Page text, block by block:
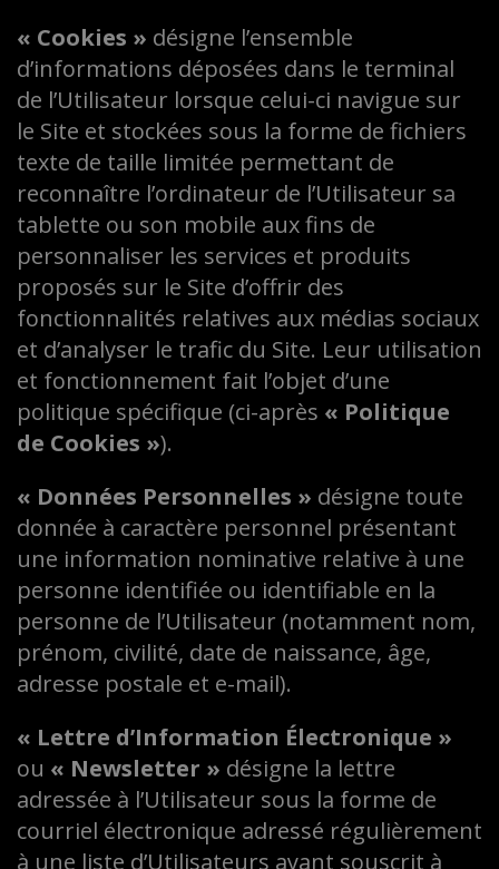
« Cookies » désigne l’ensemble
d’informations déposées dans le terminal
de l’Utilisateur lorsque celui-ci navigue sur
le Site et stockées sous la forme de fichiers
texte de taille limitée permettant de
reconnaître l’ordinateur de l’Utilisateur sa
tablette ou son mobile aux fins de
personnaliser les services et produits
proposés sur le Site d’offrir des
fonctionnalités relatives aux médias sociaux
et d’analyser le trafic du Site. Leur utilisation
et fonctionnement fait l’objet d’une
politique spécifique (ci-après « Politique
de Cookies »).
« Données Personnelles » désigne toute
donnée à caractère personnel présentant
une information nominative relative à une
personne identifiée ou identifiable en la
personne de l’Utilisateur (notamment nom,
prénom, civilité, date de naissance, âge,
adresse postale et e-mail).
« Lettre d’Information Électronique »
ou « Newsletter » désigne la lettre
adressée à l’Utilisateur sous la forme de
courriel électronique adressé régulièrement
à une liste d’Utilisateurs ayant souscrit à